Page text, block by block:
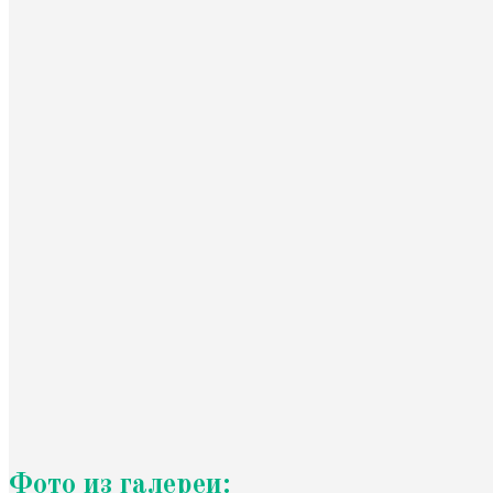
Фото из галереи: